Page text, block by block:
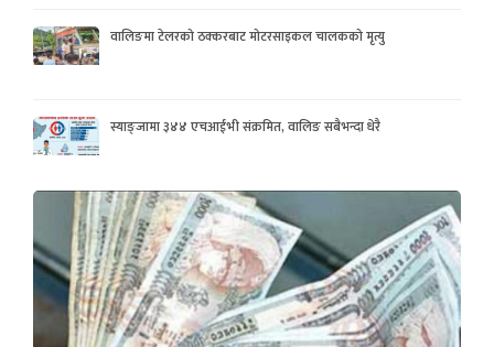
वालिङमा टेलरको ठक्करबाट मोटरसाइकल चालकको मृत्यु
स्याङ्जामा ३४४ एचआईभी संक्रमित, वालिङ सबैभन्दा धेरै